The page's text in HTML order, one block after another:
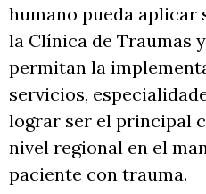
humano pueda aplicar
la Clínica de Traumas
permitan la
servicios,
lograr ser el principal
nivel regional en el
paciente con trauma.